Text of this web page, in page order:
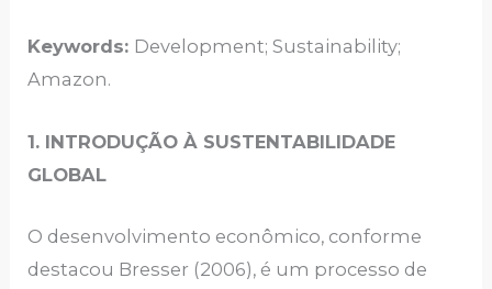
Keywords: Development; Sustainability;
Amazon.
1. INTRODUÇÃO À SUSTENTABILIDADE
GLOBAL
O desenvolvimento econômico, conforme
destacou Bresser (2006), é um processo de